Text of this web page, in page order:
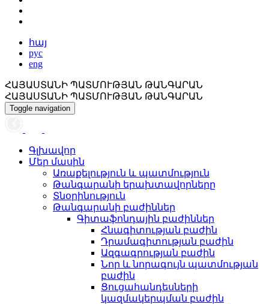
հայ
рус
eng
ՀԱՅԱՍՏԱՆԻ ՊԱՏՄՈՒԹՅԱՆ ԹԱՆԳԱՐԱՆ
ՀԱՅԱՍՏԱՆԻ ՊԱՏՄՈՒԹՅԱՆ ԹԱՆԳԱՐԱՆ
Toggle navigation
Գլխավոր
Մեր մասին
Առաքելություն և պատմություն
Թանգարանի երախտավորները
Տնօրինություն
Թանգարանի բաժիններ
Գիտաֆոնդային բաժիններ
Հնագիտության բաժին
Դրամագիտության բաժին
Ազգագրության բաժին
Նոր և նորագույն պատմության
բաժին
Ցուցահանդեսների
կազմակերպման բաժին